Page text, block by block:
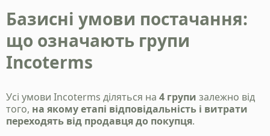
Базисні умови постачання:
що означають групи
Incoterms
Усі умови Incoterms діляться на 4 групи залежно від
того, на якому етапі відповідальність і витрати
переходять від продавця до покупця.